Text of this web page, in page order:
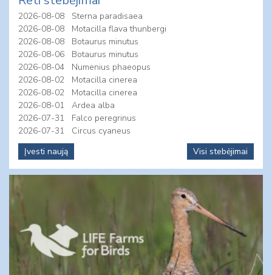
2026-08-08
Sterna paradisaea
2026-08-08
Motacilla flava thunbergi
2026-08-08
Botaurus minutus
2026-08-06
Botaurus minutus
2026-08-04
Numenius phaeopus
2026-08-02
Motacilla cinerea
2026-08-02
Motacilla cinerea
2026-08-01
Ardea alba
2026-07-31
Falco peregrinus
2026-07-31
Circus cyaneus
Įvesti naują
Visi stebėjimai